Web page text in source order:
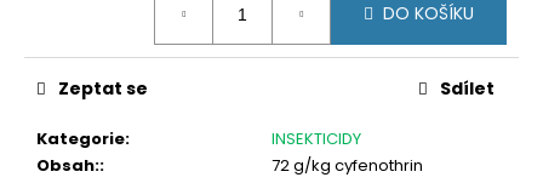
DO KOŠÍKU
Kategorie:
INSEKTICIDY
Obsah:: 72 g/kg cyfenothrin
Zeptat se Sdílet
o
u
č
u